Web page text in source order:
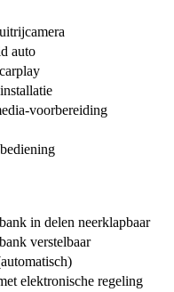
auto
voorbereiding
in delen neerklapbaar
verstelbaar
elektronische regeling